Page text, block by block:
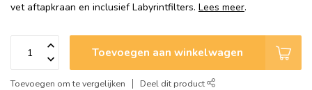
vet aftapkraan en inclusief Labyrintfilters. Lees meer.
Toevoegen aan winkelwagen
Toevoegen om te vergelijken Deel dit product